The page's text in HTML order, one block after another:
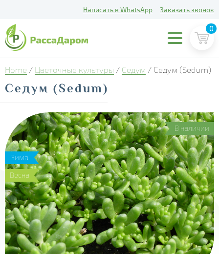
Написать в WhatsApp Заказать звонок
0
Home / Цветочные культуры / Седум / Седум (Sedum)
Седум (Sedum)
В наличии
Зима
Весна